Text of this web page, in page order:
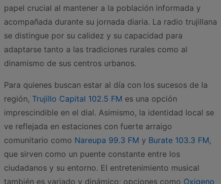
papel crucial al mantener a la población informada y
acompañada durante su jornada diaria. La radio trujillana
se distingue por su calidez y su capacidad para
adaptarse tanto a las tradiciones rurales como al
dinamismo de sus centros urbanos.
Para quienes buscan estar al día con los sucesos de la
región, Trujillo Capital 102.5 FM es una opción
imprescindible en el dial. Asimismo, la identidad local se
ve reflejada en estaciones con fuerte arraigo
comunitario como Nareupa 99.3 FM y Burate 103.3 FM,
que sirven como un puente constante entre los
ciudadanos y su entorno. El entretenimiento musical
también es variado y dinámico; opciones como Oxigeno